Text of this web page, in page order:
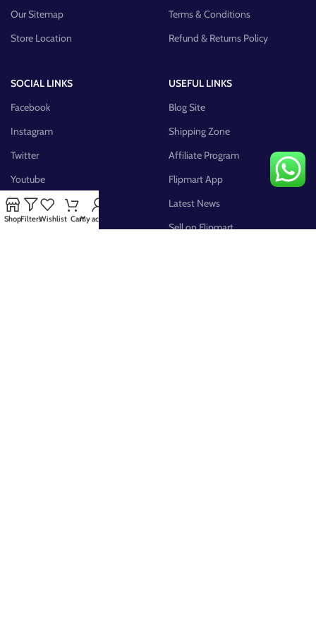
Our Sitemap
Store Location
Terms & Conditions
Refund & Returns Policy
SOCIAL LINKS
Facebook
Instagram
Twitter
Youtube
Pinterest
FB Group
USEFUL LINKS
Blog Site
Shipping Zone
Affiliate Program
Flipmart App
Latest News
Sell on Flipmart
ShopFiltersWishlist CartMy account